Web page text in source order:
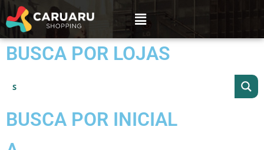
BUSCA POR LOJAS
BUSCA POR INICIAL